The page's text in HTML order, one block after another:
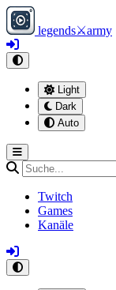
legends⚔army
Light
Dark
Auto
Twitch
Games
Kanäle